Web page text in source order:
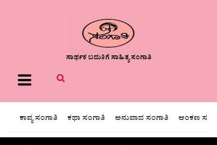
ಸಾರ್ಥಕ ಬದುಕಿಗೆ ಸಾಹಿತ್ಯ ಸಂಗಾತಿ
Menu
ಕಾವ್ಯ ಸಂಗಾತಿ ಕಥಾ ಸಂಗಾತಿ ಅನುವಾದ ಸಂಗಾತಿ ಅಂಕಣ